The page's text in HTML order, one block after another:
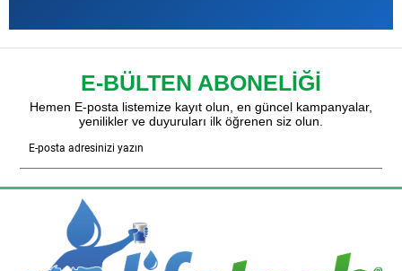
E-BÜLTEN ABONELİĞİ
Hemen E-posta listemize kayıt olun, en güncel kampanyalar,
yenilikler ve duyuruları ilk öğrenen siz olun.